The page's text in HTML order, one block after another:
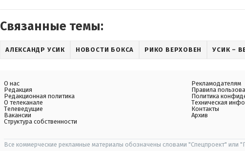
Связанные темы:
АЛЕКСАНДР УСИК НОВОСТИ БОКСА РИКО ВЕРХОВЕН УСИК –
О нас
Редакция
Редакционная политика
О телеканале
Телеведущие
Вакансии
Структура собственности
Рекламодателям
Правила
Политика
Техническая
Контакты
Архив
Все коммерческие рекламные материалы обозначены словами "Спецпроект" или